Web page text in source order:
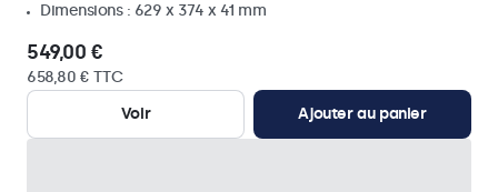
Dimensions : 629 x 374 x 41 mm
549,00 €
658,80 € TTC
Voir
Ajouter au panier